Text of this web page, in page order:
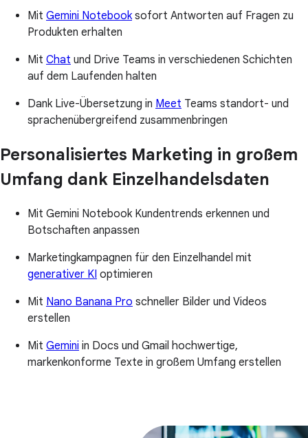
Mit Gemini Notebooksofort Antworten auf Fragen zu
Produkten erhalten
Mit Chat und Drive Teams in verschiedenen Schichten
auf dem Laufenden halten
Dank Live-Übersetzung in Meet Teams standort- und
sprachenübergreifend zusammenbringen
Personalisiertes Marketing in großem
Umfang dank Einzelhandelsdaten
Mit Gemini Notebook Kundentrends erkennen und
Botschaften anpassen
Marketingkampagnen für den Einzelhandel mit
generativer KI optimieren
Mit Nano Banana Pro schneller Bilder und Videos
erstellen
Mit Gemini in Docs und Gmail hochwertige,
markenkonforme Texte in großem Umfang erstellen